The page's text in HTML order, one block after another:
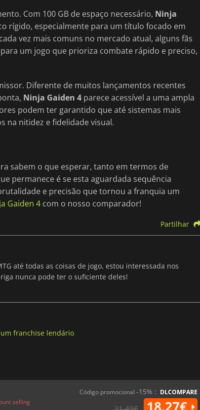
Com 100 GB de espaço necessário, Ninja
rígido, especialmente para um título focado em
vez mais comuns no mercado atual, alguns fãs
um jogo que prioriza combate rápido e preciso,
Diferente de muitos lançamentos recentes
Ninja Gaiden 4 parece acessível a uma ampla
podem ter garantido que até sistemas mais
na nitidez e fidelidade visual.
sabem o que esperar, tanto em termos de
permanece é se esta aguardada sequência
e precisão que tornou a franquia um
Gaiden 4 com o nosso comparador!
Partilhar
até todas as coisas de jogo, estou interessada nos
nunca pode ter o suficiente deles!
franchise lendário
selling
Código promocional -15% : DLCOMPARE